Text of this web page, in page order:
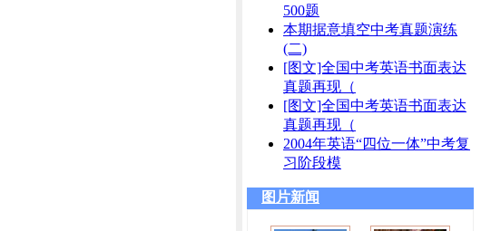
500题
本期据意填空中考真题演练
(二)
[图文]全国中考英语书面表达
真题再现（
[图文]全国中考英语书面表达
真题再现（
2004年英语“四位一体”中考复
习阶段模
图片新闻